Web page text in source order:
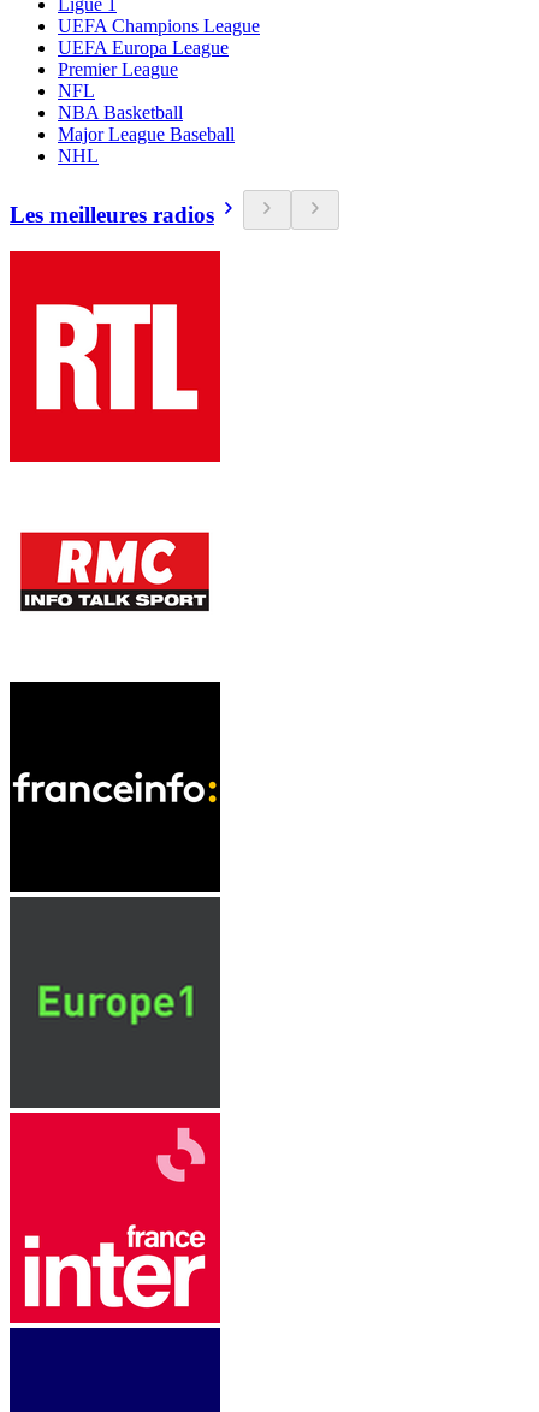
Ligue 1
UEFA Champions League
UEFA Europa League
Premier League
NFL
NBA Basketball
Major League Baseball
NHL
Les meilleures radios